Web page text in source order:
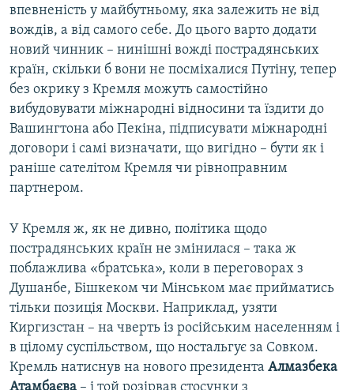
впевненість у майбутньому, яка залежить не від
вождів, а від самого себе. До цього варто додати
новий чинник – нинішні вожді пострадянських
країн, скільки б вони не посміхалися Путіну, тепер
без окрику з Кремля можуть самостійно
вибудовувати міжнародні відносини та їздити до
Вашингтона або Пекіна, підписувати міжнародні
договори і самі визначати, що вигідно – бути як і
раніше сателітом Кремля чи рівноправним
партнером.
У Кремля ж, як не дивно, політика щодо
пострадянських країн не змінилася – така ж
поблажлива «братська», коли в переговорах з
Душанбе, Бішкеком чи Мінськом має прийматись
тільки позиція Москви. Наприклад, узяти
Киргизстан – на чверть із російським населенням і
в цілому суспільством, що ностальгує за Совком.
Кремль натиснув на нового президента Алмазбека